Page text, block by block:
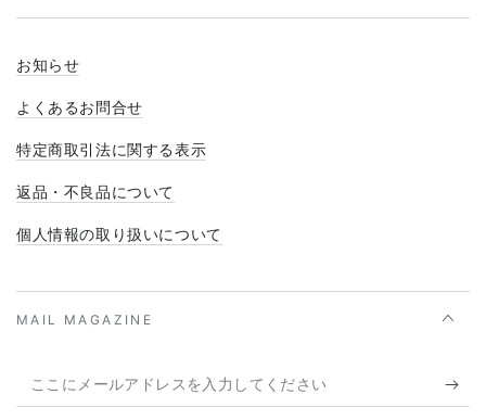
お知らせ
よくあるお問合せ
特定商取引法に関する表示
返品・不良品について
個人情報の取り扱いについて
MAIL MAGAZINE
こ
こ